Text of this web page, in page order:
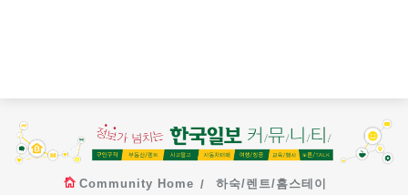
Community Home 하숙/렌트/홈스테이